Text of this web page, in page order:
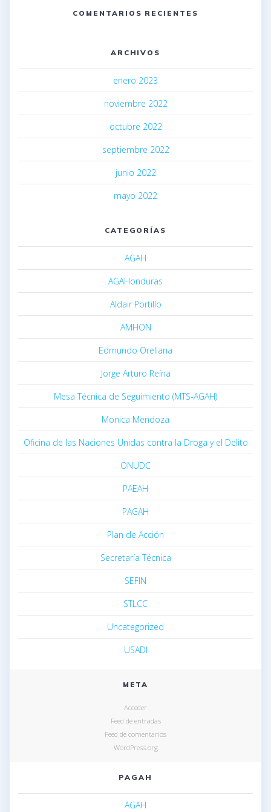
COMENTARIOS RECIENTES
ARCHIVOS
enero 2023
noviembre 2022
octubre 2022
septiembre 2022
junio 2022
mayo 2022
CATEGORÍAS
AGAH
AGAHonduras
Aldair Portillo
AMHON
Edmundo Orellana
Jorge Arturo Reína
Mesa Técnica de Seguimiento (MTS-AGAH)
Monica Mendoza
Oficina de las Naciones Unidas contra la Droga y el Delito
ONUDC
PAEAH
PAGAH
Plan de Acción
Secretaría Técnica
SEFIN
STLCC
Uncategorized
USADI
META
Acceder
Feed de entradas
Feed de comentarios
WordPress.org
PAGAH
AGAH